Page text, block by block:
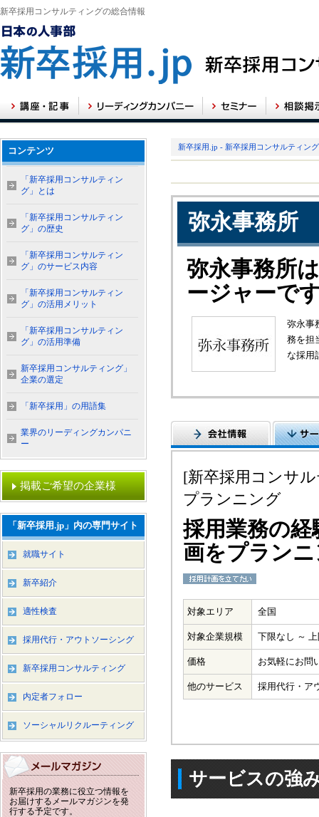
新卒採用コンサルティングの総合情報
新卒採用.jp - 新卒採用コンサルティン
弥永事務所
弥永事務所
ージャーで
弥永事
務を担
な採用
[新卒採用コンサ
プランニング
採用業務の
画をプラン
対象エリア 全国
対象企業規模 下限なし ～
価格 お気軽にお問
他のサービス 採用代行・ア
サービスの強
コンテンツ
「新卒採用コンサルティン
グ」とは
「新卒採用コンサルティン
グ」の歴史
「新卒採用コンサルティン
グ」のサービス内容
「新卒採用コンサルティン
グ」の活用メリット
「新卒採用コンサルティン
グ」の活用準備
新卒採用コンサルティング」
企業の選定
「新卒採用」の用語集
業界のリーディングカンパニ
ー
掲載ご希望の企業様
「新卒採用.jp」内の専門サイト
就職サイト
新卒紹介
適性検査
採用代行・アウトソーシング
新卒採用コンサルティング
内定者フォロー
ソーシャルリクルーティング
新卒採用の業務に役立つ情報を
お届けするメールマガジンを発
行する予定です。